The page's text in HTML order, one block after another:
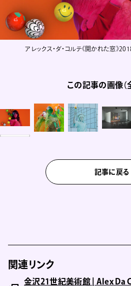
アレックス・ダ・コルテ《開かれた窓》
この記事の画像（
記事に戻る
関連リンク
金沢21世紀美術館 | Alex